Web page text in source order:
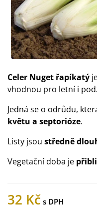
Celer Nuget řapíkatý
vhodnou pro letní i
Jedná se o odrůdu,
květu a septorióze.
Listy jsou středně
Vegetační doba je
32 Kč